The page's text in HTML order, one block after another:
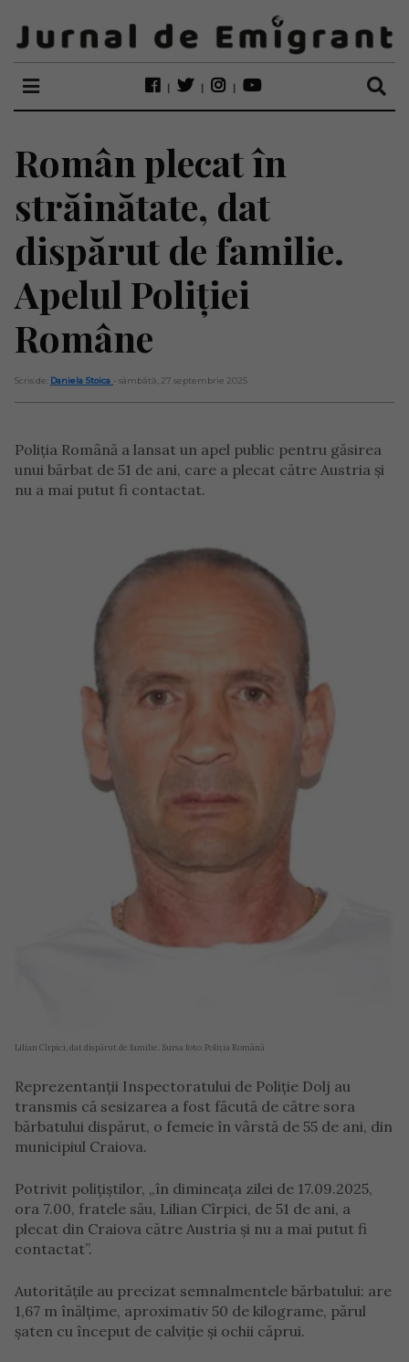
Român plecat în
străinătate, dat
dispărut de familie.
Apelul Poliției
Române
Scris de: Daniela Stoica - sâmbătă, 27 septembrie 2025
Poliția Română a lansat un apel public pentru găsirea
unui bărbat de 51 de ani, care a plecat către Austria și
nu a mai putut fi contactat.
Lilian Cîrpici, dat dispărut de familie. Sursa foto: Poliția Română
Reprezentanții Inspectoratului de Poliție Dolj au
transmis că sesizarea a fost făcută de către sora
bărbatului dispărut, o femeie în vârstă de 55 de ani, din
municipiul Craiova.
Potrivit polițiștilor, „în dimineața zilei de 17.09.2025,
ora 7.00, fratele său, Lilian Cîrpici, de 51 de ani, a
plecat din Craiova către Austria și nu a mai putut fi
contactat”.
Autoritățile au precizat semnalmentele bărbatului: are
1,67 m înălțime, aproximativ 50 de kilograme, părul
șaten cu început de calviție și ochii căprui.